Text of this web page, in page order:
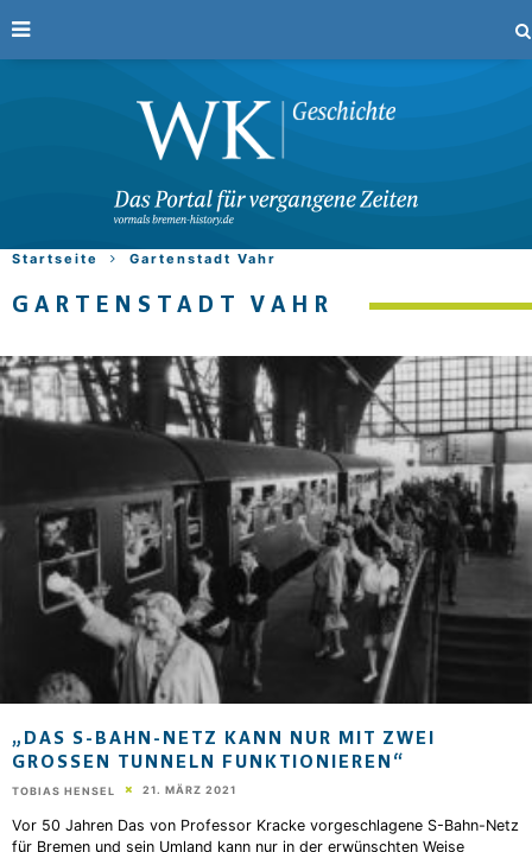
Startseite Gartenstadt Vahr
GARTENSTADT VAHR
„DAS S-BAHN-NETZ KANN NUR MIT ZWEI
GROSSEN TUNNELN FUNKTIONIEREN“
TOBIAS HENSEL 21. MÄRZ 2021
Vor 50 Jahren Das von Professor Kracke vorgeschlagene S-Bahn-Netz
für Bremen und sein Umland kann nur in der erwünschten Weise